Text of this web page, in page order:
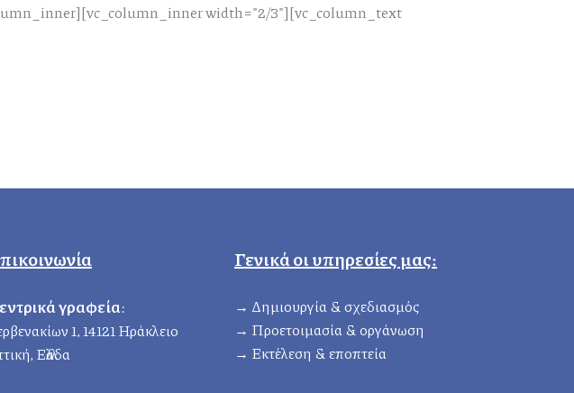
width="2/3"][vc_column_text
γραφεία:
1, 14121 Ηράκλειο
Ελλάδα
Γενικά οι υπηρεσίες μας:
→ Δημιουργία & σχεδιασμός
→ Προετοιμασία & οργάνωση
→ Eκτέλεση & εποπτεία